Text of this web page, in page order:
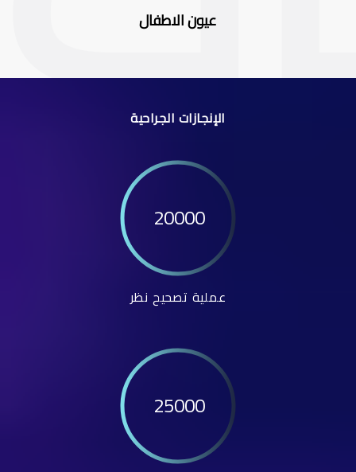
عيون الاطفال
الإنجازات الجراحية
20000
عملية تصحيح نظر
25000